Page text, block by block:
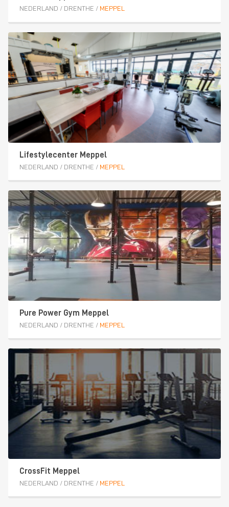
NEDERLAND / DRENTHE / MEPPEL
Lifestylecenter Meppel
NEDERLAND / DRENTHE / MEPPEL
Pure Power Gym Meppel
NEDERLAND / DRENTHE / MEPPEL
CrossFit Meppel
NEDERLAND / DRENTHE / MEPPEL